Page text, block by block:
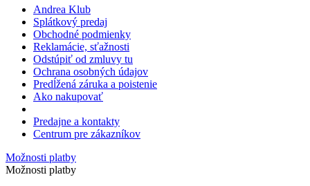
Andrea Klub
Splátkový predaj
Obchodné podmienky
Reklamácie, sťažnosti
Odstúpiť od zmluvy tu
Ochrana osobných údajov
Predĺžená záruka a poistenie
Ako nakupovať
Predajne a kontakty
Centrum pre zákazníkov
Možnosti platby
Možnosti platby